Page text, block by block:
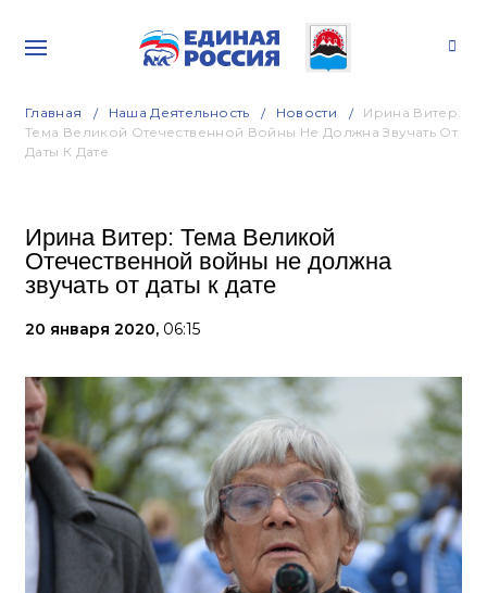
Главная Наша Деятельность Новости
Ирина Витер:
Тема Великой Отечественной Войны Не Должна Звучать От
Даты К Дате
Ирина Витер: Тема Великой
Отечественной войны не должна
звучать от даты к дате
20 января 2020, 06:15